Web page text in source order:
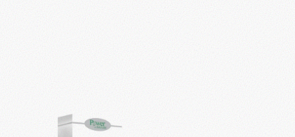
Προσθήκη στο καλάθι